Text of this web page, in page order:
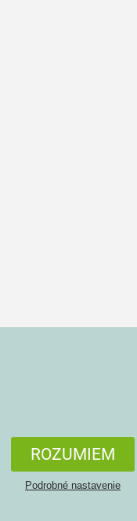
ROZUMIEM
Podrobné nastavenie